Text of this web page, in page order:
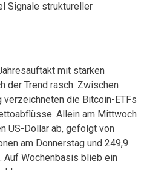
Signale struktureller
mit starken
der Trend rasch. Zwischen
verzeichneten die Bitcoin-ETFs
Allein am Mittwoch
US-Dollar ab, gefolgt von
am Donnerstag und 249,9
Auf Wochenbasis blieb ein